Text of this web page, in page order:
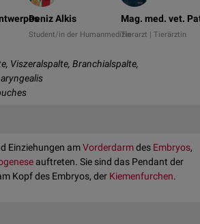
Deniz Alkis
Student/in der Humanmedizin
Mag. med. vet.
Tierarzt | Tierärztin
Viszeralspalte, Branchialspalte,
Einziehungen amVorderdarmdes Embryos,
auftreten. Sie sind das Pendant der
Kopf des Embryos, der Kiemenfurchen.